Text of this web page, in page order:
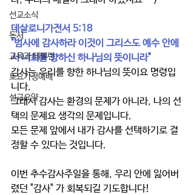
선교소식
독서
교육과 테필린
토요가정예배
설교요약
데살로니가전서 5:18
"범사에 감사하라 이것이 그리스도 예수 안에
서 너희를 향하신 하나님의 뜻이니라"
감사는 우리를 향한 하나님의 뜻이요 명령입
니다.
그래서 감사는 환경의 문제가 아니라, 나의 선
택의 문제요 생각의 문제입니다.
모든 문제 앞에서 내가 감사를 선택하기로 결
정할 수 있다는 것입니다.
이번 추수감사주일을 통해, 우리 안에 잃어버
렸던 "감사" 가 회복되길 기도합니다!